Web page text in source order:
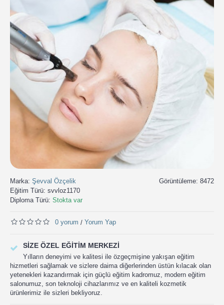
Görüntüleme: 8472
Marka: Şevval Özçelik
Eğitim Türü: svvloz1170
Diploma Türü: Stokta var
0 yorum / Yorum Yap
SIZE ÖZEL EĞITIM MERKEZI
Yılların deneyimi ve kalitesi ile özgeçmişine yakışan eğitim
hizmetleri sağlamak ve sizlere daima diğerlerinden üstün kılacak olan
yetenekleri kazandırmak için güçlü eğitim kadromuz, modern eğitim
salonumuz, son teknoloji cihazlarımız ve en kaliteli kozmetik
ürünlerimiz ile sizleri bekliyoruz.